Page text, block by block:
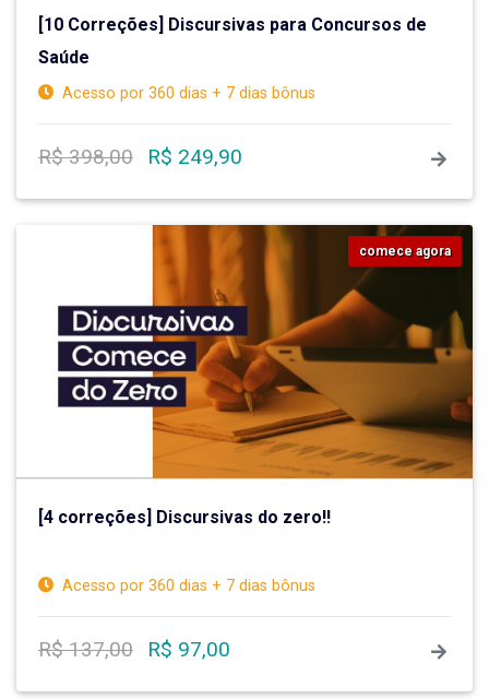
[10 Correções] Discursivas para Concursos de
Saúde
Acesso por 360 dias + 7 dias bônus
R$ 398,00 R$ 249,90
comece agora
[4 correções] Discursivas do zero!!
Acesso por 360 dias + 7 dias bônus
R$ 137,00 R$ 97,00